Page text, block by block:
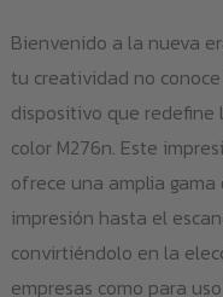
Bienvenido a la nueva
tu creatividad no
dispositivo que redefine
color M276n. Este
ofrece una amplia
impresión hasta el
convirtiéndolo en la
empresas como para